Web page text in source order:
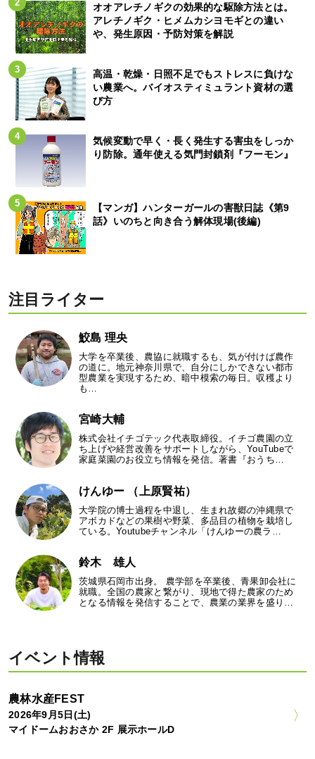
オオアレチノギクの効果的な駆除方法とは。
アレチノギク・ヒメムカシヨモギとの違い
や、発生原因・予防対策を解説
高温・乾燥・日照不足でもストレスに負けな
い農業へ。バイオスティミュラント資材の選
び方
気候変動で早く・長く発生する害虫をしっか
り防除。通年使える気門封鎖剤『フーモン』
【マンガ】ハンターガールの害獣日誌《第9
話》いのちと向き合う解体現場(後編)
注目ライター
鮫島 理央
大学を卒業後、農協に就職するも、気が付けば農作
の道に。地元神奈川県で、自分にしかできない都市
型農業を実現するため、暗中模索の毎日。収穫より
も…
宮崎大輔
株式会社イチゴテック代表取締役。イチゴ農園の立
ち上げや経営改善をサポートしながら、YouTubeで
家庭菜園のお役立ち情報を発信。著書『おうち…
けんゆー （上原賢祐）
大学院の博士過程を中退し、生まれ故郷の沖縄県で
アボカドなどの果樹や野菜、多品目の植物を栽培し
ている。Youtubeチャンネル「けんゆーの農ラ…
鈴木 雄人
茨城県石岡市出身。 農学部を卒業後、青果卸会社に
就職。全国の農家と繋がり、現地で得た農家のため
となる情報を発信することで、農業の業界を盛り…
イベント情報
農林水産FEST
2026年9月5日(土)
マイドームおおさか 2F 展示ホールD